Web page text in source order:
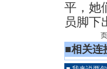
平，她
员脚下
■相关连